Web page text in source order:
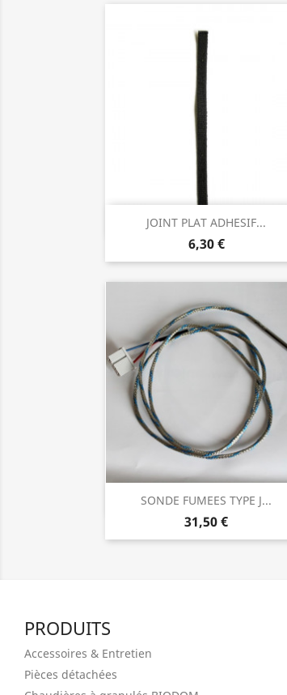
JOINT PLAT ADHESIF...
6,30 €
Aperçu rapide
SONDE FUMEES TYPE J...
31,50 €
Aperçu rapide
PRODUITS
Accessoires & Entretien
Pièces détachées